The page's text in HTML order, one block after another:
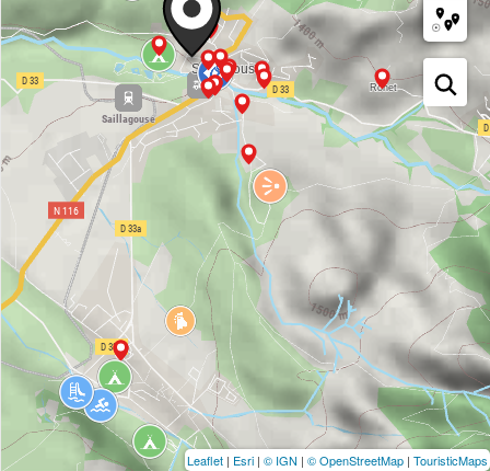
Leaflet | Esri | © IGN | © OpenStreetMap | TouristicMaps